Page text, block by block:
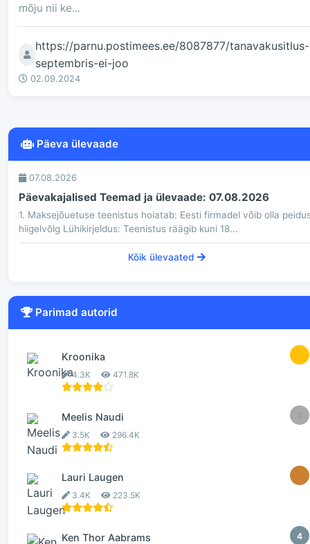
mõju nii ke...
https://parnu.postimees.ee/8087877/tanavakusitlus-
septembris-ei-joo
02.09.2024
Päeva ülevaade
07.08.2026
Päevakajalised Teemad ja ülevaade: 07.08.2026
1. Maksejõuetuse teenistus hoiatab: Eesti firmadel võib olla
hiigelvõlg Lühikirjeldus: Teenistus räägib kuni 18...
Kõik ülevaated
Parimad autorid
Kroonika
4.3K 471.8K
Meelis Naudi
3.5K 296.4K
Lauri Laugen
3.4K 223.5K
4
Ken Thor Aabrams